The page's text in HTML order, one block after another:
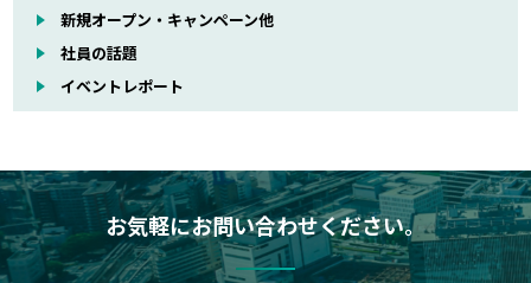
新規オープン・キャンペーン他
社員の話題
イベントレポート
お気軽にお問い合わせください。